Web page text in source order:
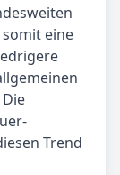
eine
Trend